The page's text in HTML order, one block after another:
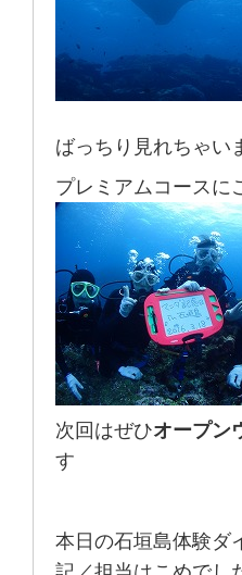
ばっちり見れちゃい
プレミアムコースに
次回はぜひオープン
す
本日の石垣島体験ダ